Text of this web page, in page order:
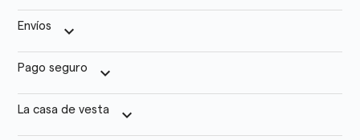
Envíos keyboard_arrow_down
Pago seguro keyboard_arrow_down
La casa de vesta keyboard_arrow_down